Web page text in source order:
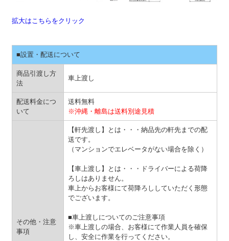
拡大はこちらをクリック
■設置・配送について
商品引渡し方
法
車上渡し
配送料金につ
いて
送料無料
※沖縄・離島は送料別途見積
その他・注意
事項
【軒先渡し】とは・・・納品先の軒先までの配
送です。
（マンションでエレベータがない場合を除く）
【車上渡し】とは・・・ドライバーによる荷降
ろしはありません。
車上からお客様にて荷降ろししていただく形態
でございます。
■車上渡しについてのご注意事項
※車上渡しの場合、お客様にて作業人員を確保
し、安全に作業を行ってください。